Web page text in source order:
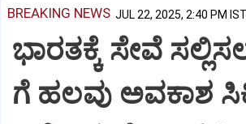
BREAKING NEWS JUL 22, 2025, 2:40 PM IST
ಭಾರತಕ್ಕೆ ಸೇವೆ
ಗೆ ಹಲವು ಅವಕಾಶ